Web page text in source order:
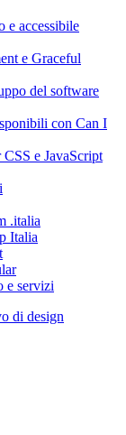
e accessibile
e Graceful
del software
con Can I
e JavaScript
.italia
Italia
e servizi
di design